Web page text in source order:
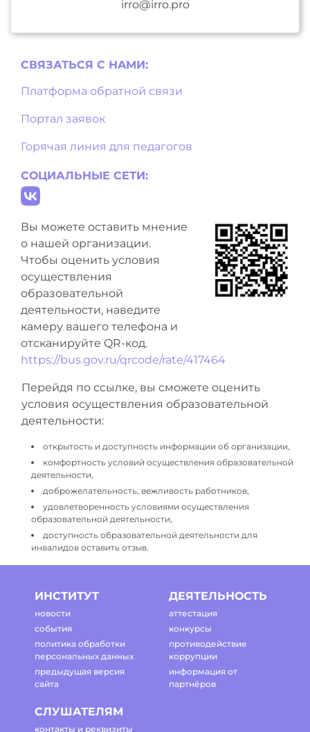
irro@irro.pro
СВЯЗАТЬСЯ С НAМИ:
Платформа обратной связи
Портал заявок
Горячая линия для педагогов
СОЦИАЛЬНЫЕ СЕТИ:
Вы можете оставить мнение
о нашей организации.
Чтобы оценить условия
осуществления
образовательной
деятельности, наведите
камеру вашего телефона и
отсканируйте QR-код.
https://bus.gov.ru/qrcode/rate/417464
Перейдя по ссылке, вы сможете оценить
условия осуществления образовательной
деятельности:
открытость и доступность информации об организации,
комфортность условий осуществления образовательной
деятельности,
доброжелательность, вежливость работников,
удовлетворенность условиями осуществления
образовательной деятельности,
доступность образовательной деятельности для
инвалидов оставить отзыв.
ИНСТИТУТ
новости
события
политика обработки
персональных данных
предыдущая версия
сайта
ДЕЯТЕЛЬНОСТЬ
аттестация
конкурсы
противодействие
коррупции
информация от
партнёров
СЛУШАТЕЛЯМ
контакты и реквизиты